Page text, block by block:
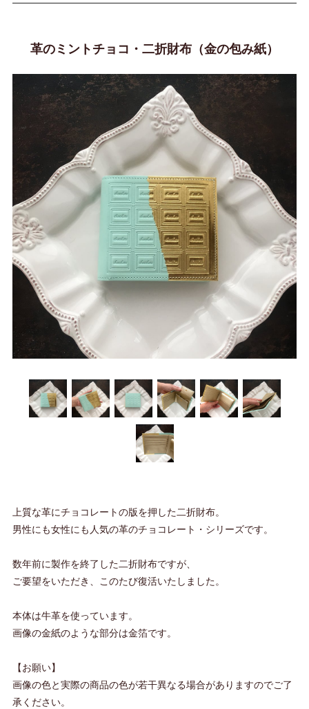
革のミントチョコ・二折財布（金の包み紙）
上質な革にチョコレートの版を押した二折財布。
男性にも女性にも人気の革のチョコレート・シリーズです。
数年前に製作を終了した二折財布ですが、
ご要望をいただき、このたび復活いたしました。
本体は牛革を使っています。
画像の金紙のような部分は金箔です。
【お願い】
画像の色と実際の商品の色が若干異なる場合がありますのでご了
承ください。